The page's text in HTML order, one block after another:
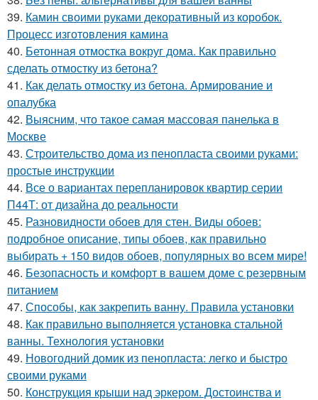
39. Камин своими руками декоративный из коробок.
Процесс изготовления камина
40. Бетонная отмостка вокруг дома. Как правильно
сделать отмостку из бетона?
41. Как делать отмостку из бетона. Армирование и
опалубка
42. Выясним, что такое самая массовая панелька в
Москве
43. Строительство дома из пенопласта своими руками:
простые инструкции
44. Все о вариантах перепланировок квартир серии
П44Т: от дизайна до реальности
45. Разновидности обоев для стен. Виды обоев:
подробное описание, типы обоев, как правильно
выбирать + 150 видов обоев, популярных во всем мире!
46. Безопасность и комфорт в вашем доме с резервным
питанием
47. Способы, как закрепить ванну. Правила установки
48. Как правильно выполняется установка стальной
ванны. Технология установки
49. Новогодний домик из пенопласта: легко и быстро
своими руками
50. Конструкция крыши над эркером. Достоинства и